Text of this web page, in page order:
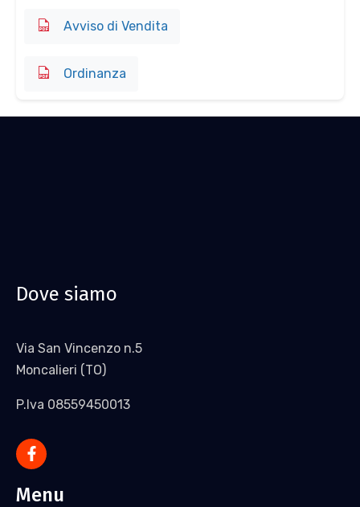
Avviso di Vendita
Ordinanza
Dove siamo
Via San Vincenzo n.5
Moncalieri (TO)
P.Iva 08559450013
Menu